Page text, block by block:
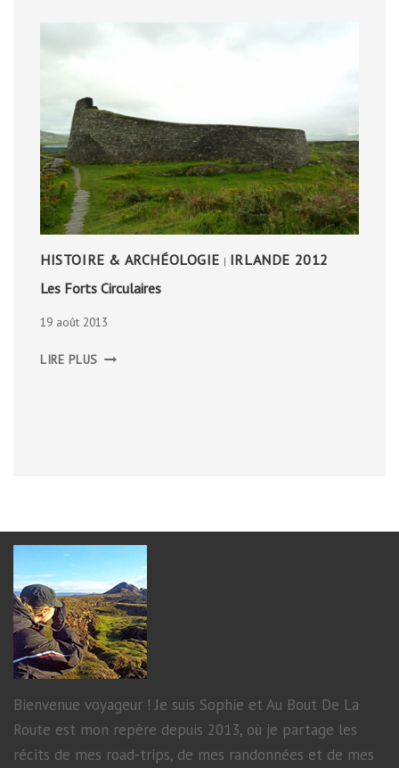
HISTOIRE & ARCHÉOLOGIE | IRLANDE 2012
Les Forts Circulaires
19 août 2013
LIRE PLUS FORTS
Bienvenue voyageur ! Je suis Sophie et Au Bout De La
Route est mon repère depuis 2013, où je partage les
récits de mes road-trips, de mes randonnées et de mes